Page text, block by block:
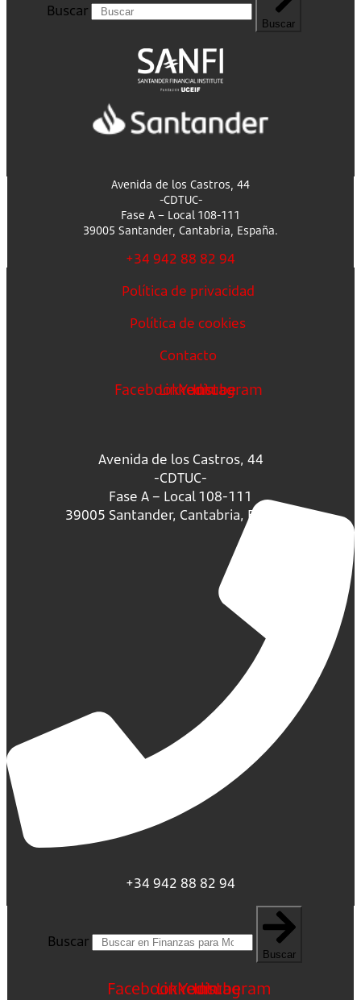
Buscar
Buscar
Avenida de los Castros, 44
-CDTUC-
Fase A – Local 108-111
39005 Santander, Cantabria, España.
+34 942 88 82 94
Política de privacidad
Política de cookies
Contacto
FacebookLinkedin
Youtube
Instagram
Avenida de los Castros, 44
-CDTUC-
Fase A – Local 108-111
39005 Santander, Cantabria, España.
+34 942 88 82 94
Buscar
Buscar
FacebookLinkedin
Youtube
Instagram